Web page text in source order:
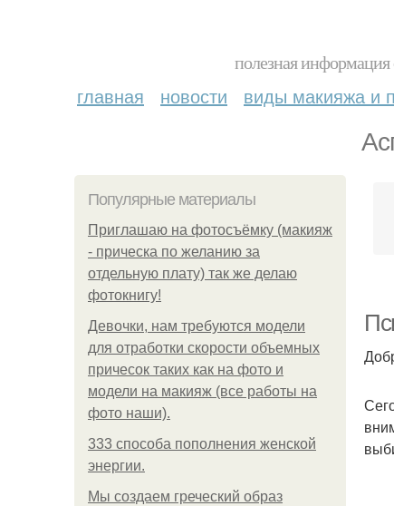
полезная информация
главная новости виды макияжа и
Популярные материалы
Приглашаю на фотосъёмку (макияж
- прическа по желанию за
отдельную плату) так же делаю
фотокнигу!
Девочки, нам требуются модели
для отработки скорости объемных
причесок таких как на фото и
модели на макияж (все работы на
фото наши).
333 способа пополнения женской
энергии.
Мы создаем греческий образ